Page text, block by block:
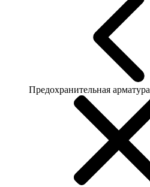
Предохранительная арматура